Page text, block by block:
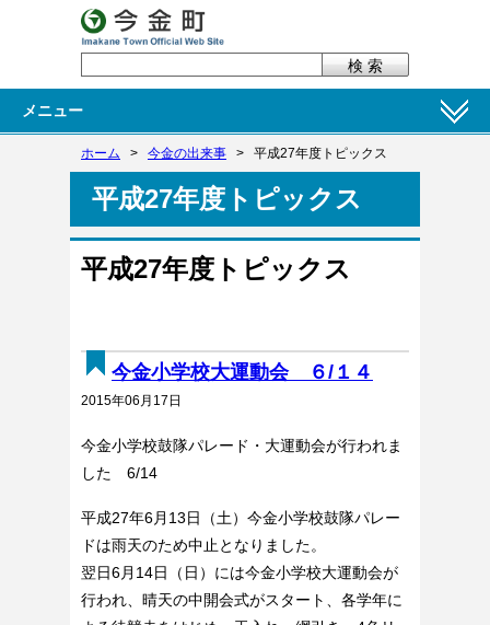
メニュー
ホーム > 今金の出来事 > 平成27年度トピックス
平成27年度トピックス
平成27年度トピックス
今金小学校大運動会 ６/１４
2015年06月17日
今金小学校鼓隊パレード・大運動会が行われま
した 6/14
平成27年6月13日（土）今金小学校鼓隊パレー
ドは雨天のため中止となりました。
翌日6月14日（日）には今金小学校大運動会が
行われ、晴天の中開会式がスタート、各学年に